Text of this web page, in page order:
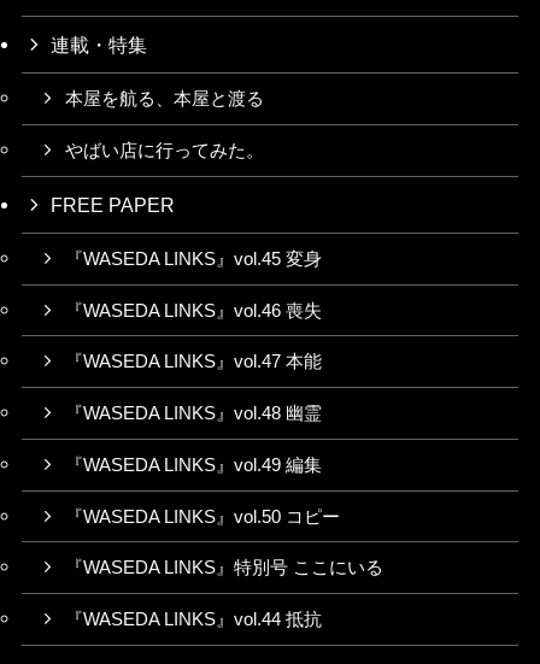
連載・特集
本屋を航る、本屋と渡る
やばい店に行ってみた。
FREE PAPER
『WASEDA LINKS』vol.45 変身
『WASEDA LINKS』vol.46 喪失
『WASEDA LINKS』vol.47 本能
『WASEDA LINKS』vol.48 幽霊
『WASEDA LINKS』vol.49 編集
『WASEDA LINKS』vol.50 コピー
『WASEDA LINKS』特別号 ここにいる
『WASEDA LINKS』vol.44 抵抗